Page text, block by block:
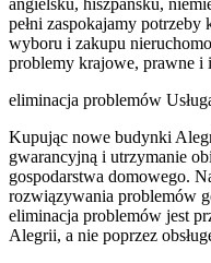
angielsku, hiszpańsku,
pełni zaspokajamy
wyboru i zakupu
problemy krajowe, prawne i
eliminacja problemów
Kupując nowe budynki
gwarancyjną i utrzymanie
gospodarstwa domowego.
rozwiązywania problemów
eliminacja problemów jest
Alegrii, a nie poprzez